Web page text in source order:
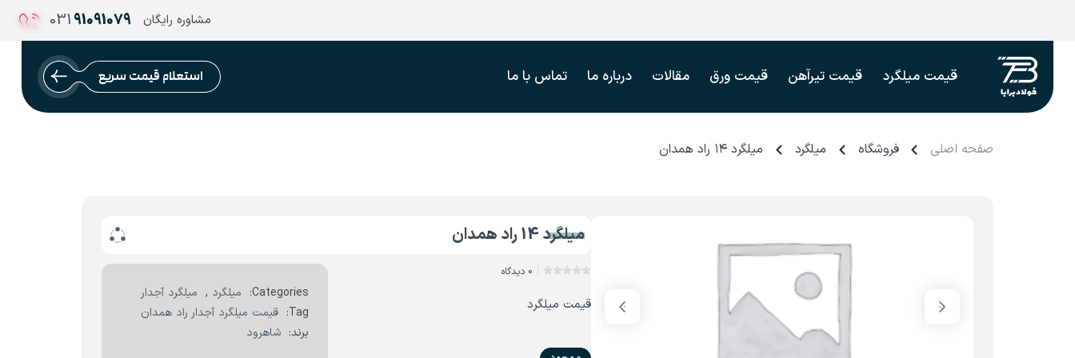
مشاوره رایگان 91091079
031
قیمت میلگرد قیمت تیرآهن قیمت ورق مقالات درباره ما تماس با ما استعلام قیمت سریع
صفحه اصلی فروشگاه میلگرد میلگرد ۱۴ راد همدان
میلگرد 14 راد همدان
0 دیدگاه
قیمت میلگرد
Categories: میلگرد , میلگرد آجدار
Tag:
قیمت میلگرد آجدار راد همدان
برند: شاهرود